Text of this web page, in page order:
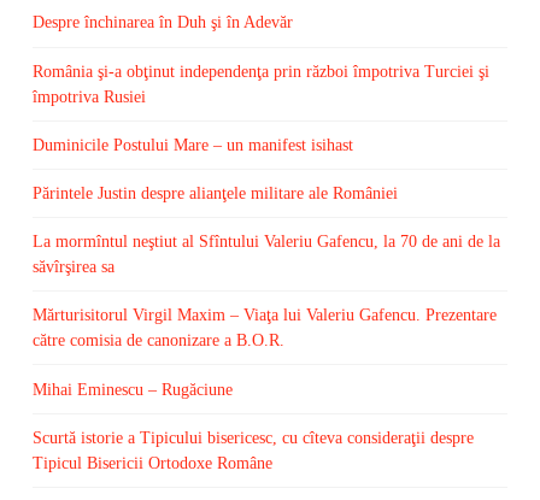
Despre închinarea în Duh şi în Adevăr
România şi-a obţinut independenţa prin război împotriva Turciei şi
împotriva Rusiei
Duminicile Postului Mare – un manifest isihast
Părintele Justin despre alianţele militare ale României
La mormîntul neştiut al Sfîntului Valeriu Gafencu, la 70 de ani de la
săvîrşirea sa
Mărturisitorul Virgil Maxim – Viaţa lui Valeriu Gafencu. Prezentare
către comisia de canonizare a B.O.R.
Mihai Eminescu – Rugăciune
Scurtă istorie a Tipicului bisericesc, cu cîteva consideraţii despre
Tipicul Bisericii Ortodoxe Române